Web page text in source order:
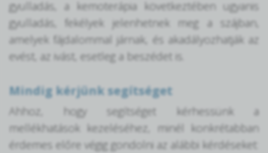
gyulladás, a kemoterápia következtében ugyanis
gyulladás, fekélyek jelenhetnek meg a szájban,
amelyek fájdalommal járnak, és akadályozhatják az
evést, az ivást, esetleg a beszédet is.
Mindig kérjünk segítséget
Ahhoz, hogy segítséget kérhessünk a
mellékhatások kezeléséhez, minél konkrétabban
érdemes előre végig gondolni az alábbi kérdéseket: